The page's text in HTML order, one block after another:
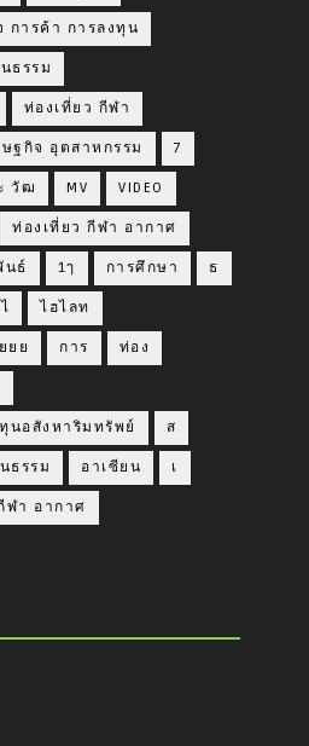
การค้า การลงทุน
ธรรม
ท่องเที่ยว กีฬา
ษฐกิจ อุตสาหกรรม 7
วัฒ MV VIDEO
ท่องเที่ยว กีฬา อากาศ
นธ์ 1ๅ การศึกษา ธ
ไ ไฮไลท
ยย การ ท่อง
นอสังหาริมทรัพย์ ส
ธรรม อาเซียน เ
ฬา อากาศ